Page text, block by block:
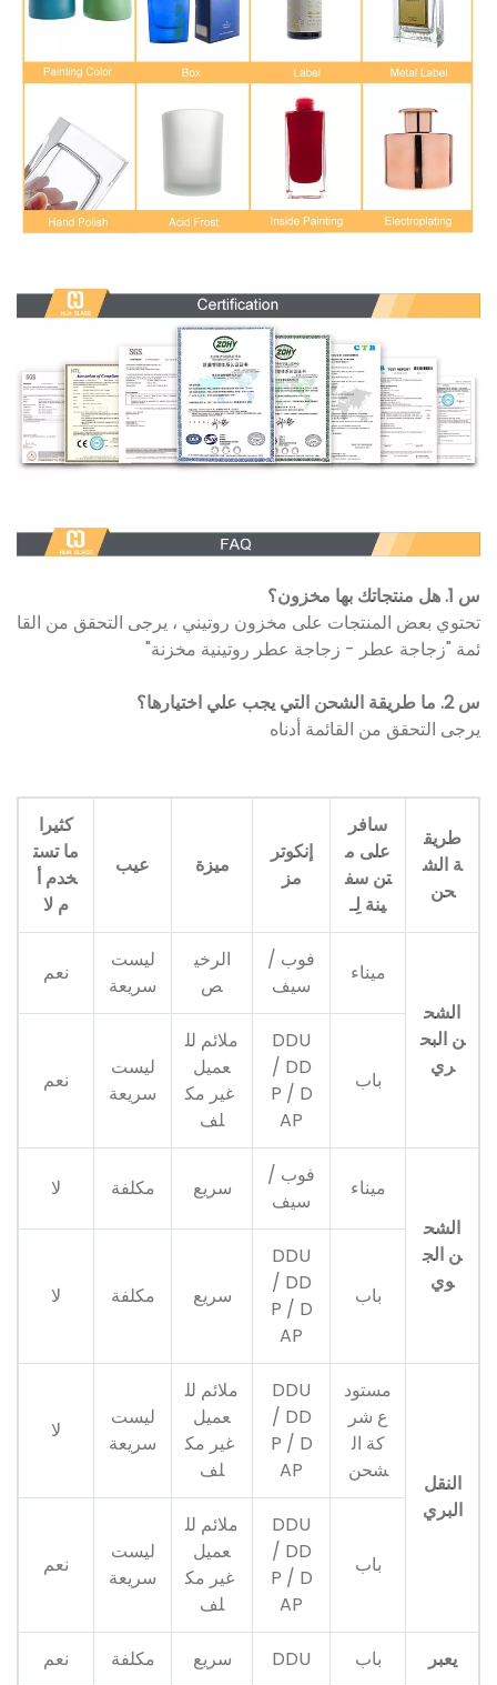
س 1. هل منتجاتك بها مخزون؟
تحتوي بعض المنتجات على مخزون روتيني ، يرجى التحقق من القا
ئمة "زجاجة عطر - زجاجة عطر روتينية مخزنة"
س 2. ما طريقة الشحن التي يجب علي اختيارها؟
يرجى التحقق من القائمة أدناه
طريق
ة الش
حن
سافر
على م
تن سف
ينة لِـ
إنكوتر
مز
ميزة عيب
كثيرا
ما تست
خدم أ
م لا
الشح
ن البح
ري
ميناء
فوب /
سيف
الرخي
ص
ليست
سريعة
نعم
باب
DDU
/ DD
P / D
AP
ملائم لل
عميل
غير مك
لف
ليست
سريعة
نعم
الشح
ن الج
وي
ميناء
فوب /
سيف
سريع مكلفة لا
باب
DDU
/ DD
P / D
AP
سريع مكلفة لا
النقل
البري
مستود
ع شر
كة ال
شحن
DDU
/ DD
P / D
AP
ملائم لل
عميل
غير مك
لف
ليست
سريعة
لا
باب
DDU
/ DD
P / D
AP
ملائم لل
عميل
غير مك
لف
ليست
سريعة
نعم
يعبر باب DDU سريع مكلفة نعم